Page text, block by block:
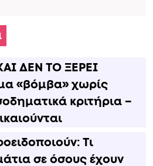
ΔΕΝ ΤΟ ΞΕΡΕΙ
«βόμβα» χωρίς
κριτήρια –
Τι
σε όσους έχουν